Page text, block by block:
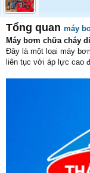
Tổng quan máy
Máy bơm chữa cháy
Đây là một loại máy
liên tục với áp lực cao